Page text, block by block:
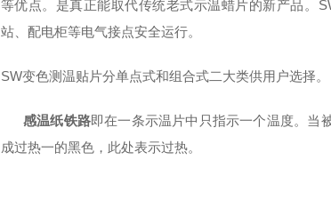
等优点。是真正能取代传统老式示温蜡片的新产品。
站、配电柜等电气接点安全运行。
SW变色测温贴片分单点式和组合式二大类供用户选择。
感温纸铁路即在一条示温片中只指示一个温度。当
成过热一的黑色，此处表示过热。